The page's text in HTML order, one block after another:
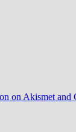
on Akismet and